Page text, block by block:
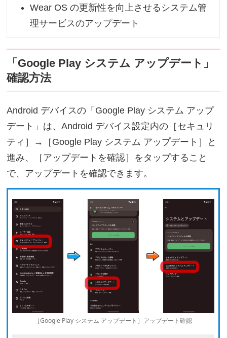
Wear OS の更新性を向上させるシステム管
理サービスのアップデート
「Google Play システム アップデート」
確認方法
Android デバイスの「Google Play システム アップ
デート」は、Android デバイス設定内の［セキュリ
ティ］→［Google Play システム アップデート］と
進み、［アップデートを確認］をタップすること
で、アップデートを確認できます。
［Google Play システム アップデート］アップデート確認